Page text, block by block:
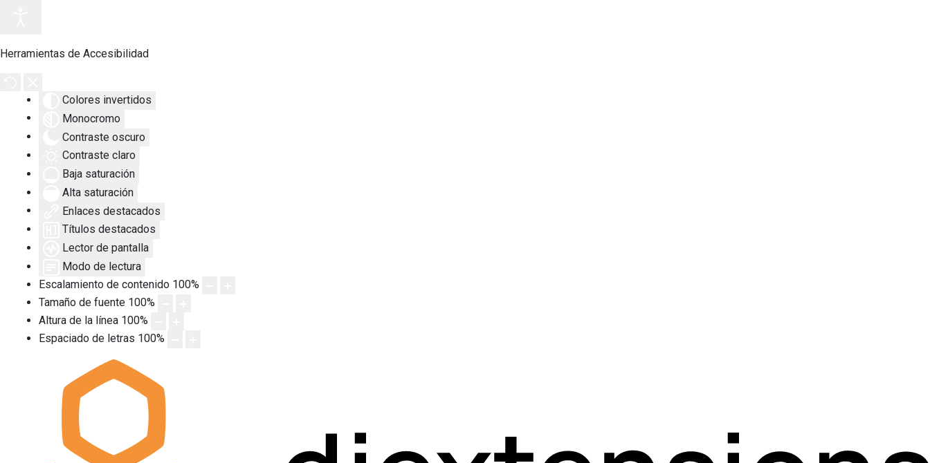
Herramientas de Accesibilidad
Colores invertidos
Monocromo
Contraste oscuro
Contraste claro
Baja saturación
Alta saturación
Enlaces destacados
Títulos destacados
Lector de pantalla
Modo de lectura
Escalamiento de contenido 100%
Tamaño de fuente 100%
Altura de la línea 100%
Espaciado de letras 100%